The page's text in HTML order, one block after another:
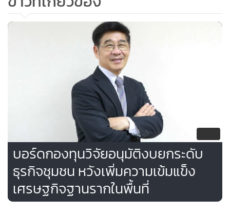
64
บอร์ดกองทุนวิจัยอนุมัติงบยกระดับ
ธุรกิจชุมชน หวังเพิ่มความเข้มแข็ง
เศรษฐกิจฐานรากในพื้นที่